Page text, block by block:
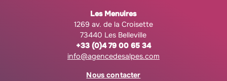
Les Menuires
1269 av. de la Croisette
73440 Les Belleville
+33 (0)4 79 00 65 34
info@agencedesalpes.com
Nous contacter